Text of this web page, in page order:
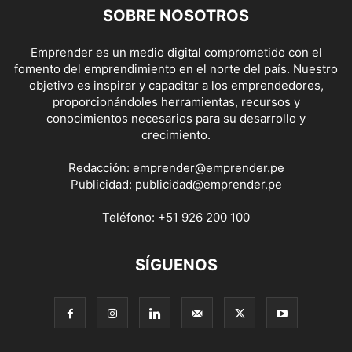
SOBRE NOSOTROS
Emprender es un medio digital comprometido con el
fomento del emprendimiento en el norte del país. Nuestro
objetivo es inspirar y capacitar a los emprendedores,
proporcionándoles herramientas, recursos y
conocimientos necesarios para su desarrollo y
crecimiento.
Redacción: emprender@emprender.pe
Publicidad: publicidad@emprender.pe
Teléfono: +51 926 200 100
SÍGUENOS